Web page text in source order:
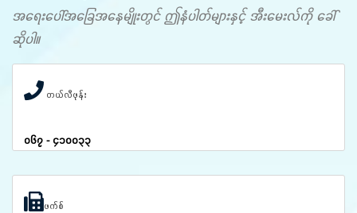
အရေးပေါ်အခြေအနေမျိုးတွင် ဤနံပါတ်များနှင့် အီးမေးလ်ကို ခေါ်
ဆိုပါ။
တယ်လီဖုန်း
၀၆၇ - ၄၁၀၀၃၃
ဖက်စ်